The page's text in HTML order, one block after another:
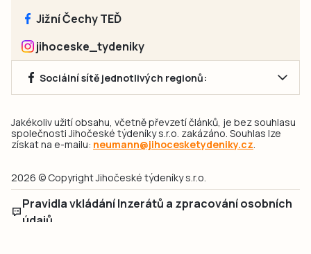
Jižní Čechy TEĎ
jihoceske_tydeniky
Sociální sítě jednotlivých regionů:
Jakékoliv užití obsahu, včetně převzetí článků, je bez souhlasu
společnosti Jihočeské týdeníky s.r.o. zakázáno. Souhlas lze
získat na e-mailu: neumann@jihocesketydeniky.cz.
2026 © Copyright Jihočeské týdeníky s.r.o.
Pravidla vkládání Inzerátů a zpracování osobních
údajů